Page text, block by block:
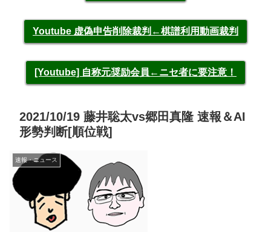
Youtube 虚偽申告削除裁判←棋譜利用動画裁判
[Youtube] 自称元奨励会員←ニセ者に要注意！
2021/10/19 藤井聡太vs郷田真隆 速報＆AI
形勢判断[順位戦]
速報・ニュース